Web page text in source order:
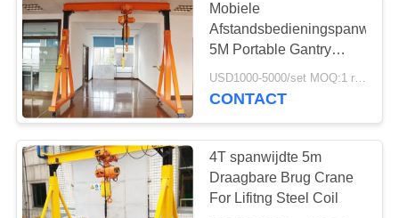
SITEMAP
PRIVACY
POLICYdraagbare
brugkraan
Mobiele
Afstandsbedieningspanwijdte
5M Portable Gantry
Crane
CONTACT
4T spanwijdte 5m
Draagbare Brug Crane
For Lifitng Steel Coil